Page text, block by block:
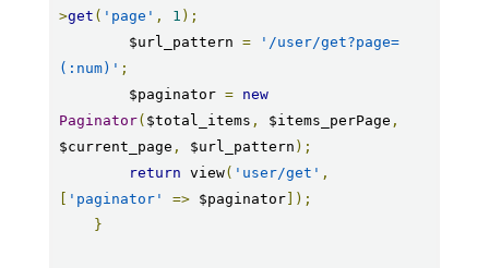
>get ( 'page' , 1 );
        $url_pattern
=
'/user/get?page=
(:num)' ;
        $paginator
=
new
Paginator( $total_items , $items_perPage ,
$current_page , $url_pattern );
return view( 'user/get' ,
'paginator' => $paginator]);
}